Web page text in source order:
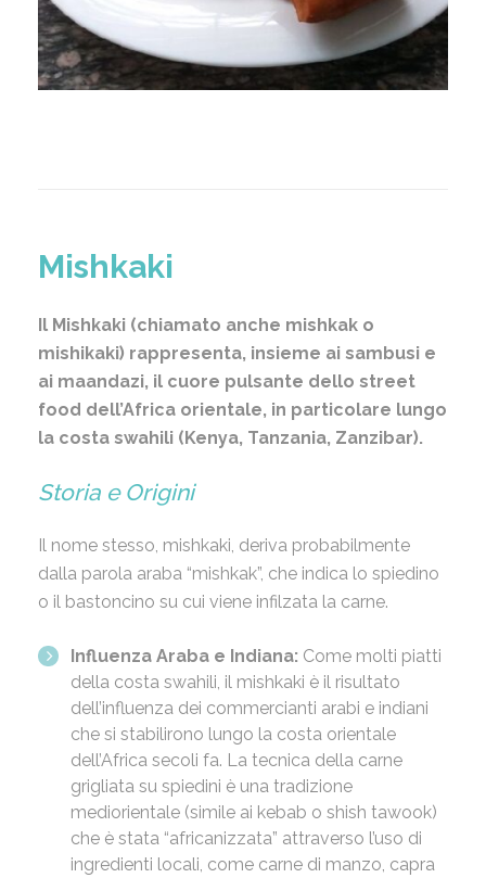
Mishkaki
Il Mishkaki (chiamato anche mishkak o
mishikaki) rappresenta, insieme ai sambusi e
ai maandazi, il cuore pulsante dello street
food dell’Africa orientale, in particolare lungo
la costa swahili (Kenya, Tanzania, Zanzibar).
Storia e Origini
Il nome stesso, mishkaki, deriva probabilmente
dalla parola araba “mishkak”, che indica lo spiedino
o il bastoncino su cui viene infilzata la carne.
Influenza Araba e Indiana: Come molti piatti
della costa swahili, il mishkaki è il risultato
dell’influenza dei commercianti arabi e indiani
che si stabilirono lungo la costa orientale
dell’Africa secoli fa. La tecnica della carne
grigliata su spiedini è una tradizione
mediorientale (simile ai kebab o shish tawook)
che è stata “africanizzata” attraverso l’uso di
ingredienti locali, come carne di manzo, capra